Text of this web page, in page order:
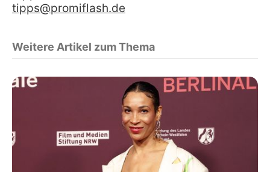
tipps@promiflash.de
Weitere Artikel zum Thema